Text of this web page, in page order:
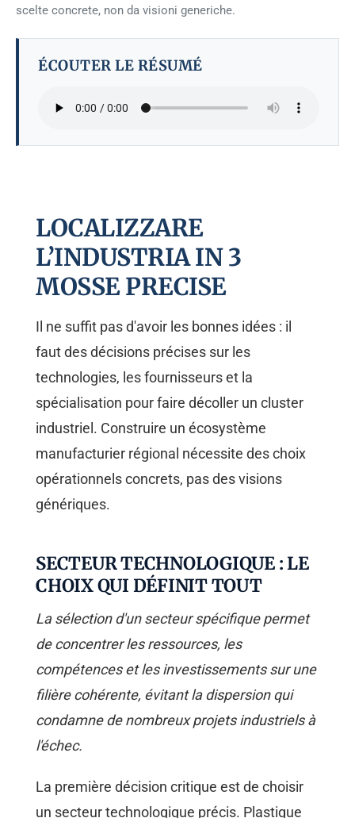
scelte concrete, non da visioni generiche.
ÉCOUTER LE RÉSUMÉ
LOCALIZZARE
L’INDUSTRIA IN 3
MOSSE PRECISE
Il ne suffit pas d'avoir les bonnes idées : il
faut des décisions précises sur les
technologies, les fournisseurs et la
spécialisation pour faire décoller un cluster
industriel. Construire un écosystème
manufacturier régional nécessite des choix
opérationnels concrets, pas des visions
génériques.
SECTEUR TECHNOLOGIQUE : LE
CHOIX QUI DÉFINIT TOUT
La sélection d'un secteur spécifique permet
de concentrer les ressources, les
compétences et les investissements sur une
filière cohérente, évitant la dispersion qui
condamne de nombreux projets industriels à
l'échec.
La première décision critique est de choisir
un secteur technologique précis. Plastique